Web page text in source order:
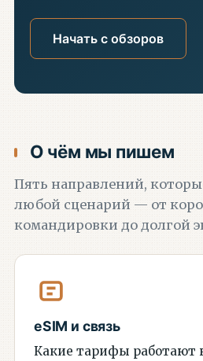
Начать с обзоров
О чём мы пишем
Пять направлений,
любой сценарий — от
командировки до долгой
eSIM и связь
Какие тарифы работают